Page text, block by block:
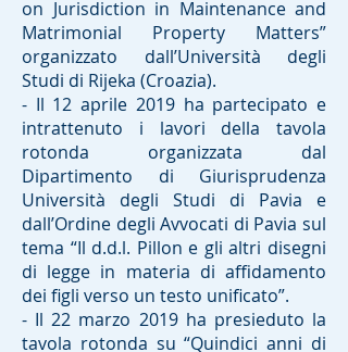
on Jurisdiction in Maintenance and
Matrimonial Property Matters”
organizzato dall’Università degli
Studi di Rijeka (Croazia).
- Il 12 aprile 2019 ha partecipato e
intrattenuto i lavori della tavola
rotonda organizzata dal
Dipartimento di Giurisprudenza
Università degli Studi di Pavia e
dall’Ordine degli Avvocati di Pavia sul
tema “Il d.d.l. Pillon e gli altri disegni
di legge in materia di affidamento
dei figli verso un testo unificato”.
- Il 22 marzo 2019 ha presieduto la
tavola rotonda su “Quindici anni di